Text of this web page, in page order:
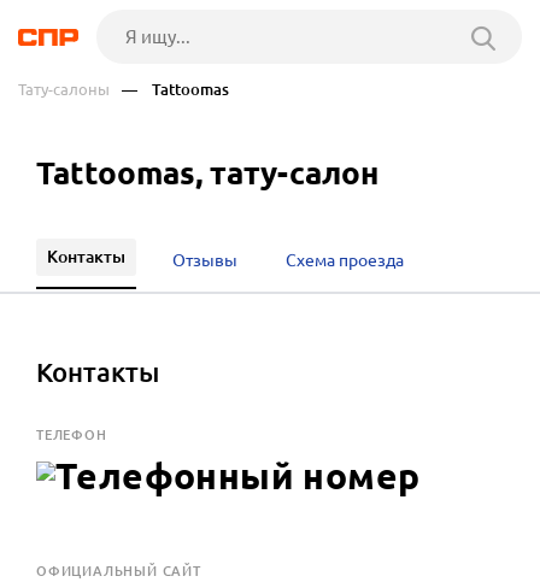
Тату-салоны — Tattoomas
Tattoomas, тату-салон
Контакты Отзывы Схема проезда
Контакты
ТЕЛЕФОН
OФИЦИАЛЬНЫЙ САЙТ